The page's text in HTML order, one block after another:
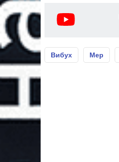
Вибух Мер